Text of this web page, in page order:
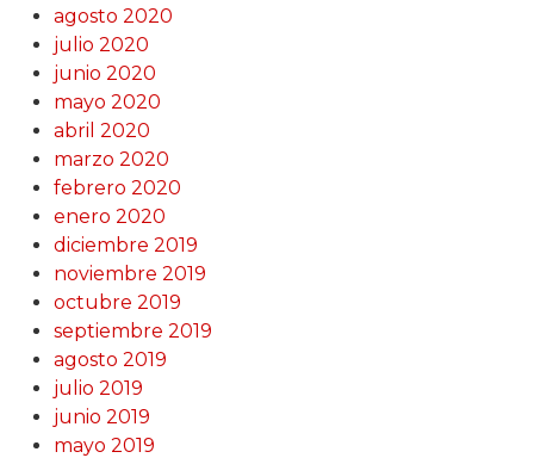
agosto 2020
julio 2020
junio 2020
mayo 2020
abril 2020
marzo 2020
febrero 2020
enero 2020
diciembre 2019
noviembre 2019
octubre 2019
septiembre 2019
agosto 2019
julio 2019
junio 2019
mayo 2019